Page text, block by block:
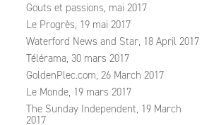
Gouts et passions, mai 2017
Le Progrès, 19 mai 2017
Waterford News and Star, 18 April 2017
Télérama, 30 mars 2017
GoldenPlec.com, 26 March 2017
Le Monde, 19 mars 2017
The Sunday Independent, 19 March
2017